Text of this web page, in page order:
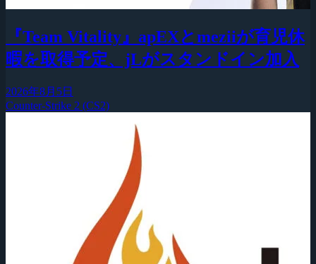
『Team Vitality』apEXとmeziiが育児休
暇を取得予定、jLがスタンドイン加入
2026年8月5日
Counter-Strike 2 (CS2)